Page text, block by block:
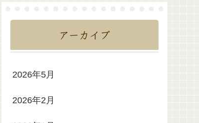
アーカイブ
2026年5月
2026年2月